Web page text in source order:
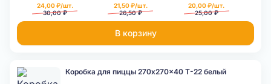
24,00 ₽/шт.
30,00 ₽
21,50 ₽/шт.
26,50 ₽
20,00 ₽/шт.
25,00 ₽
В корзину
Коробка для пиццы 270x270x40 Т-22 белый